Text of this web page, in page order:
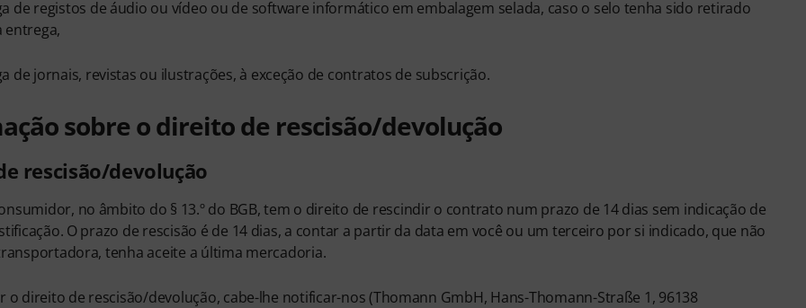
de registos de áudio ou vídeo ou de software informático em embalagem selada, caso o selo tenha sido retirado
entrega,
de jornais, revistas ou ilustrações, à exceção de contratos de subscrição.
sobre o direito de rescisão/devolução
rescisão/devolução
no âmbito do § 13.º do BGB, tem o direito de rescindir o contrato num prazo de 14 dias sem indicação de
O prazo de rescisão é de 14 dias, a contar a partir da data em você ou um terceiro por si indicado, que não
tenha aceite a última mercadoria.
o direito de rescisão/devolução, cabe-lhe notificar-nos (Thomann GmbH, Hans-Thomann-Straße 1, 96138